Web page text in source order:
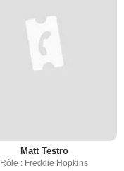
Matt Testro
Rôle : Freddie Hopkins